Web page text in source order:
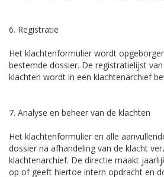
6. Registratie
Het klachtenformulier wordt
bestemde dossier. De registratielijst
klachten wordt in een klachtenarchief
7. Analyse en beheer van de klachten
Het klachtenformulier en alle
dossier na afhandeling van de klacht
klachtenarchief. De directie maakt
op of geeft hiertoe intern opdracht en